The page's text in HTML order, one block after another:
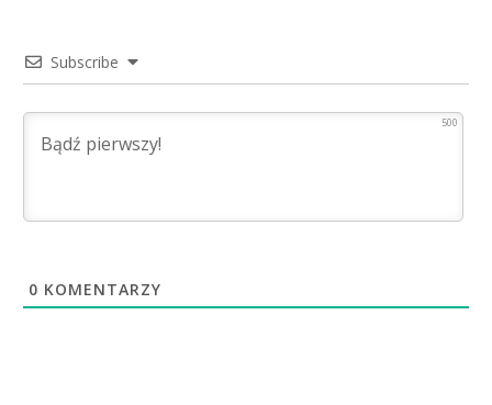
Subscribe
500
0 KOMENTARZY